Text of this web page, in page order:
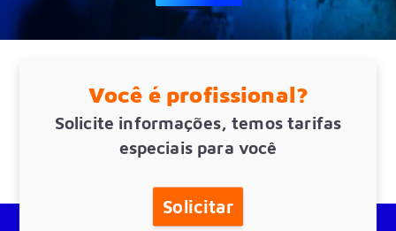
Você é profissional?
Solicite informações, temos tarifas
especiais para você
Solicitar